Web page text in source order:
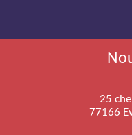
25
77166